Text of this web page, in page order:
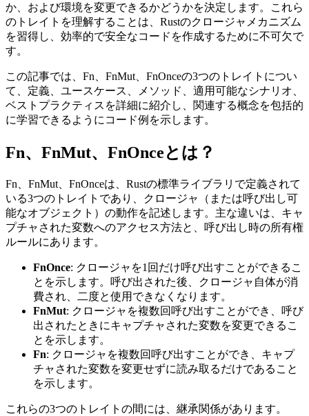
か、および環境を変更できるかどうかを決定します。これら
のトレイトを理解することは、Rustのクロージャメカニズム
を習得し、効率的で安全なコードを作成するために不可欠で
す。
この記事では、Fn、FnMut、FnOnceの3つのトレイトについ
て、定義、ユースケース、メソッド、適用可能なシナリオ、
ベストプラクティスを詳細に紹介し、関連する概念を包括的
に学習できるようにコード例を示します。
Fn、FnMut、FnOnceとは？
Fn、FnMut、FnOnceは、Rustの標準ライブラリで定義されて
いる3つのトレイトであり、クロージャ（または呼び出し可
能なオブジェクト）の動作を記述します。主な違いは、キャ
プチャされた変数へのアクセス方法と、呼び出し時の所有権
ルールにあります。
FnOnce: クロージャを1回だけ呼び出すことができるこ
とを示します。呼び出された後、クロージャ自体が消
費され、二度と使用できなくなります。
FnMut: クロージャを複数回呼び出すことができ、呼び
出されたときにキャプチャされた変数を変更できるこ
とを示します。
Fn: クロージャを複数回呼び出すことができ、キャプ
チャされた変数を変更せずに読み取るだけであること
を示します。
これらの3つのトレイトの間には、継承関係があります。